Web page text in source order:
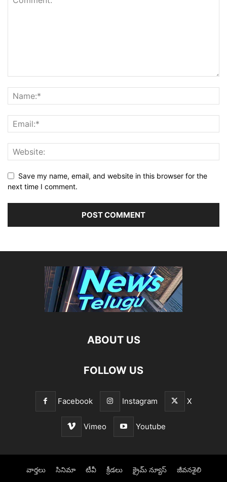
Save my name, email, and website in this browser for the
next time I comment.
ABOUT US
FOLLOW US
Facebook Instagram X
Vimeo Youtube
వార్తలు సినిమా టీవీ క్రీడలు క్రైమ్ న్యూస్‌ జీవనశైలి